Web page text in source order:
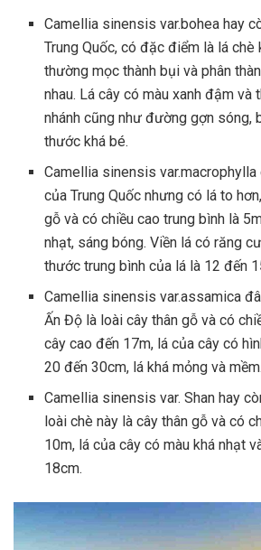
Camellia sinensis var.bohea hay
Trung Quốc, có đặc điểm là lá chè
thường mọc thành bụi và phân
nhau. Lá cây có màu xanh đậm và
nhánh cũng như đường gợn sóng,
thước khá bé.
Camellia sinensis
của Trung Quốc nhưng có lá to
gỗ và có chiều cao trung bình là
nhạt, sáng bóng. Viền lá có răng
thước trung bình của lá là 12 đến
Camellia sinensis var.assamica
Ấn Độ là loài cây thân gỗ và có
cây cao đến 17m, lá của cây có
20 đến 30cm, lá khá mỏng và mềm.
Camellia sinensis var. Shan hay
loài chè này là cây thân gỗ và có
10m, lá của cây có màu khá nhạt
18cm.